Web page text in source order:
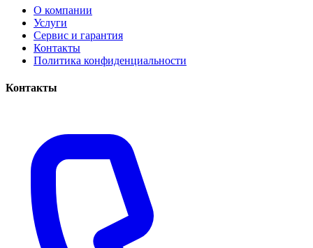
О компании
Услуги
Сервис и гарантия
Контакты
Политика конфиденциальности
Контакты